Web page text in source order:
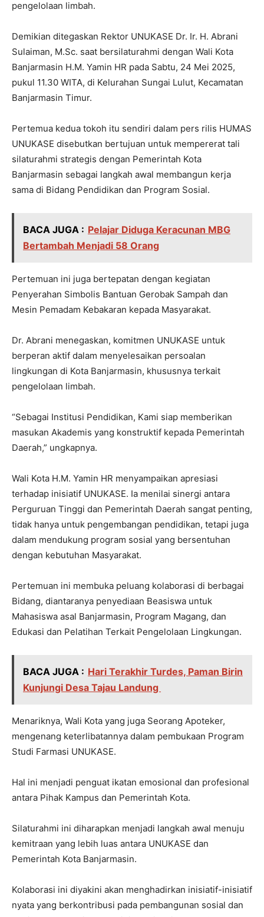
pengelolaan limbah.
Demikian ditegaskan Rektor UNUKASE Dr. Ir. H. Abrani
Sulaiman, M.Sc. saat bersilaturahmi dengan Wali Kota
Banjarmasin H.M. Yamin HR pada Sabtu, 24 Mei 2025,
pukul 11.30 WITA, di Kelurahan Sungai Lulut, Kecamatan
Banjarmasin Timur.
Pertemua kedua tokoh itu sendiri dalam pers rilis HUMAS
UNUKASE disebutkan bertujuan untuk mempererat tali
silaturahmi strategis dengan Pemerintah Kota
Banjarmasin sebagai langkah awal membangun kerja
sama di Bidang Pendidikan dan Program Sosial.
BACA JUGA : Pelajar Diduga Keracunan MBG
Bertambah Menjadi 58 Orang
Pertemuan ini juga bertepatan dengan kegiatan
Penyerahan Simbolis Bantuan Gerobak Sampah dan
Mesin Pemadam Kebakaran kepada Masyarakat.
Dr. Abrani menegaskan, komitmen UNUKASE untuk
berperan aktif dalam menyelesaikan persoalan
lingkungan di Kota Banjarmasin, khususnya terkait
pengelolaan limbah.
“Sebagai Institusi Pendidikan, Kami siap memberikan
masukan Akademis yang konstruktif kepada Pemerintah
Daerah,” ungkapnya.
Wali Kota H.M. Yamin HR menyampaikan apresiasi
terhadap inisiatif UNUKASE. Ia menilai sinergi antara
Perguruan Tinggi dan Pemerintah Daerah sangat penting,
tidak hanya untuk pengembangan pendidikan, tetapi juga
dalam mendukung program sosial yang bersentuhan
dengan kebutuhan Masyarakat.
Pertemuan ini membuka peluang kolaborasi di berbagai
Bidang, diantaranya penyediaan Beasiswa untuk
Mahasiswa asal Banjarmasin, Program Magang, dan
Edukasi dan Pelatihan Terkait Pengelolaan Lingkungan.
BACA JUGA : Hari Terakhir Turdes, Paman Birin
Kunjungi Desa Tajau Landung
Menariknya, Wali Kota yang juga Seorang Apoteker,
mengenang keterlibatannya dalam pembukaan Program
Studi Farmasi UNUKASE.
Hal ini menjadi penguat ikatan emosional dan profesional
antara Pihak Kampus dan Pemerintah Kota.
Silaturahmi ini diharapkan menjadi langkah awal menuju
kemitraan yang lebih luas antara UNUKASE dan
Pemerintah Kota Banjarmasin.
Kolaborasi ini diyakini akan menghadirkan inisiatif-inisiatif
nyata yang berkontribusi pada pembangunan sosial dan